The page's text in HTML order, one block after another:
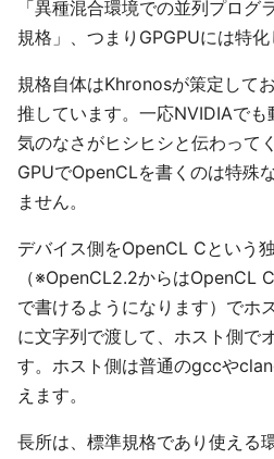
「異種混合環境での並列プログ
規格」、つまりGPGPUには特化
規格自体はKhronosが策定して
推しています。一応NVIDIAでも
気のなさがヒシヒシと伝わって
GPUでOpenCLを書くのは特殊
ません。
デバイス側をOpenCL Cという
（※OpenCL2.2からはOpenCL
で書けるようになります）でホ
に文字列で渡して、ホスト側で
す。ホスト側は普通のgccや
えます。
長所は、標準規格であり使える